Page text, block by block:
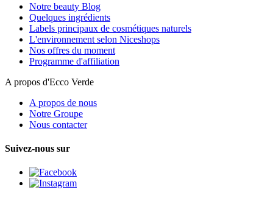
Notre beauty Blog
Quelques ingrédients
Labels principaux de cosmétiques naturels
L'environnement selon Niceshops
Nos offres du moment
Programme d'affiliation
A propos d'Ecco Verde
A propos de nous
Notre Groupe
Nous contacter
Suivez-nous sur